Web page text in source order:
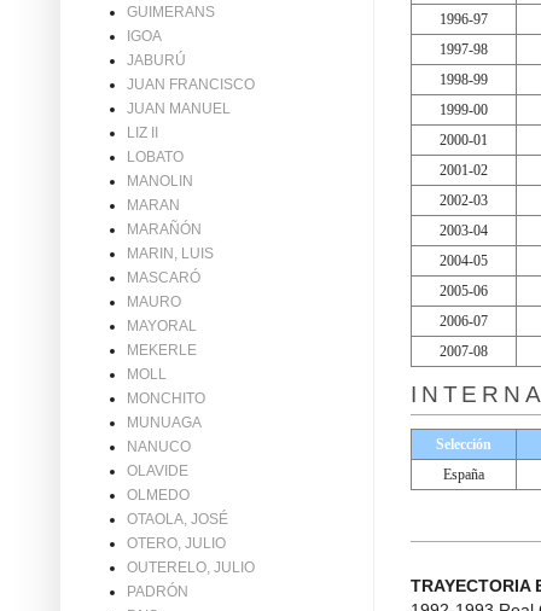
1996-97
1997-98
1998-99
1999-00
2000-01
2001-02
2002-03
2003-04
2004-05
2005-06
2006-07
2007-08
Selección
España
TRAYECTORIA
GUIMERANS
IGOA
JABURÚ
JUAN FRANCISCO
JUAN MANUEL
LIZ II
LOBATO
MANOLIN
MARAN
MARAÑÓN
MARIN, LUIS
MASCARÓ
MAURO
MAYORAL
MEKERLE
MOLL
MONCHITO
MUNUAGA
NANUCO
OLAVIDE
OLMEDO
OTAOLA, JOSÉ
OTERO, JULIO
OUTERELO, JULIO
PADRÓN